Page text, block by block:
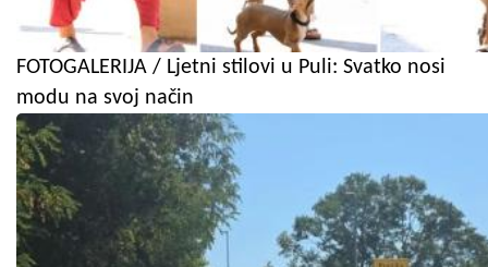
FOTOGALERIJA / Ljetni stilovi u Puli: Svatko nosi
modu na svoj način